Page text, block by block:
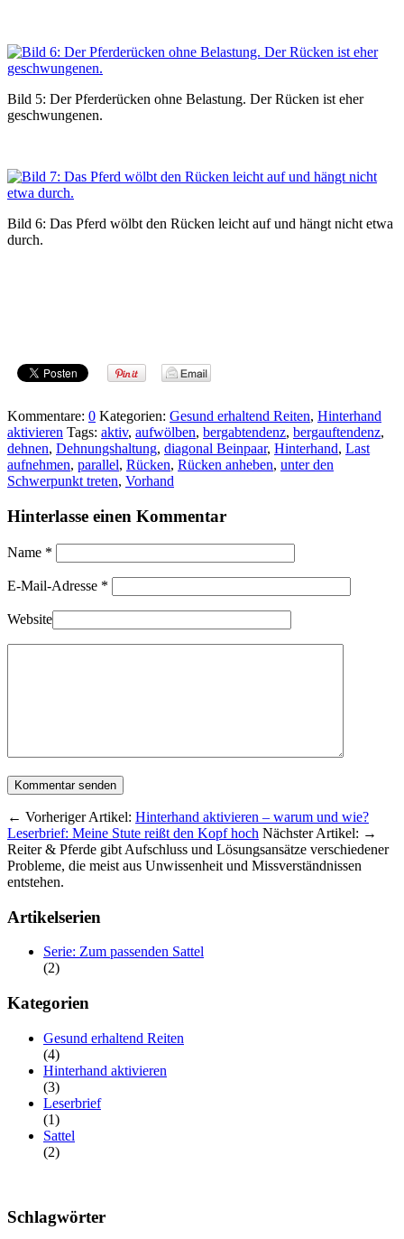
Bild 5: Der Pferderücken ohne Belastung. Der Rücken ist eher
geschwungenen.
Bild 6: Das Pferd wölbt den Rücken leicht auf und hängt nicht etwa
durch.
Kommentare: 0 Kategorien: Gesund erhaltend Reiten, Hinterhand
aktivieren Tags: aktiv, aufwölben, bergabtendenz, bergauftendenz,
dehnen, Dehnungshaltung, diagonal Beinpaar, Hinterhand, Last
aufnehmen, parallel, Rücken, Rücken anheben, unter den
Schwerpunkt treten, Vorhand
Hinterlasse einen Kommentar
Name *
E-Mail-Adresse *
Website
← Vorheriger Artikel: Hinterhand aktivieren – warum und wie?
Leserbrief: Meine Stute reißt den Kopf hoch Nächster Artikel: →
Reiter & Pferde gibt Aufschluss und Lösungsansätze verschiedener
Probleme, die meist aus Unwissenheit und Missverständnissen
entstehen.
Artikelserien
Serie: Zum passenden Sattel
(2)
Kategorien
Gesund erhaltend Reiten
(4)
Hinterhand aktivieren
(3)
Leserbrief
(1)
Sattel
(2)
Schlagwörter